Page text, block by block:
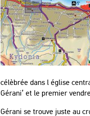
célèbrée dans l église
Gérani’ et le premier
Gérani se trouve juste au